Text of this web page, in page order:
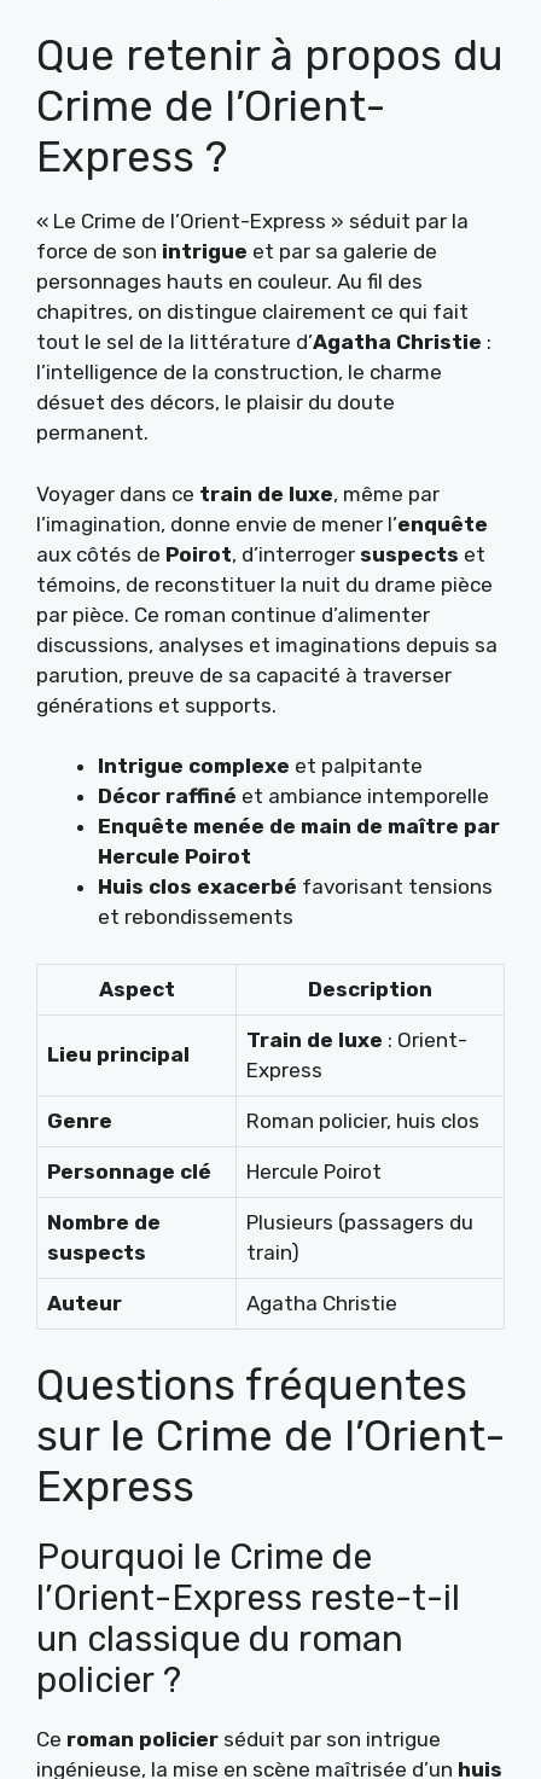
Que retenir à propos du
Crime de l’Orient-
Express ?
« Le Crime de l’Orient-Express » séduit par la
force de son intrigue et par sa galerie de
personnages hauts en couleur. Au fil des
chapitres, on distingue clairement ce qui fait
tout le sel de la littérature d’Agatha Christie :
l’intelligence de la construction, le charme
désuet des décors, le plaisir du doute
permanent.
Voyager dans ce train de luxe, même par
l’imagination, donne envie de mener l’enquête
aux côtés de Poirot, d’interroger suspects et
témoins, de reconstituer la nuit du drame pièce
par pièce. Ce roman continue d’alimenter
discussions, analyses et imaginations depuis sa
parution, preuve de sa capacité à traverser
générations et supports.
Intrigue complexe et palpitante
Décor raffiné et ambiance intemporelle
Enquête menée de main de maître par
Hercule Poirot
Huis clos exacerbé favorisant tensions
et rebondissements
Aspect Description
Lieu principal
Train de luxe : Orient-
Express
Genre Roman policier, huis clos
Personnage clé Hercule Poirot
Nombre de
suspects
Plusieurs (passagers du
train)
Auteur Agatha Christie
Questions fréquentes
sur le Crime de l’Orient-
Express
Pourquoi le Crime de
l’Orient-Express reste-t-il
un classique du roman
policier ?
Ce roman policier séduit par son intrigue
ingénieuse, la mise en scène maîtrisée d’un huis